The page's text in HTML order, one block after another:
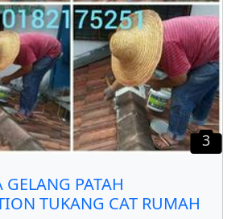
3
GELANG PATAH
TUKANG CAT RUMAH